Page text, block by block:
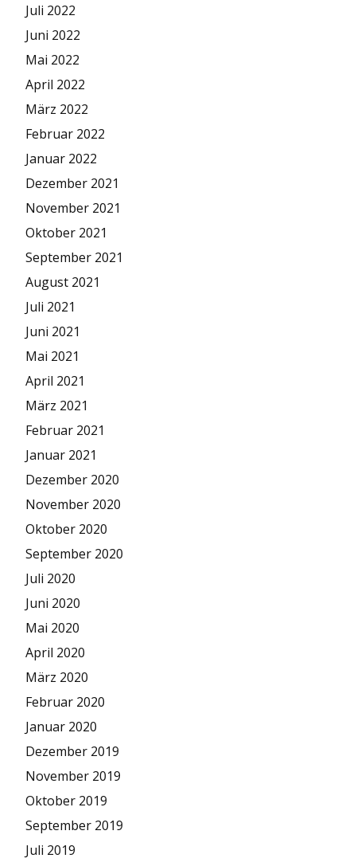
Juli 2022
Juni 2022
Mai 2022
April 2022
März 2022
Februar 2022
Januar 2022
Dezember 2021
November 2021
Oktober 2021
September 2021
August 2021
Juli 2021
Juni 2021
Mai 2021
April 2021
März 2021
Februar 2021
Januar 2021
Dezember 2020
November 2020
Oktober 2020
September 2020
Juli 2020
Juni 2020
Mai 2020
April 2020
März 2020
Februar 2020
Januar 2020
Dezember 2019
November 2019
Oktober 2019
September 2019
Juli 2019